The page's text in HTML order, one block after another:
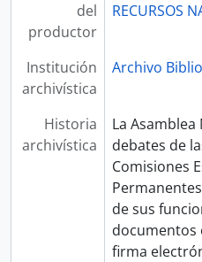
del
productor
RECURSOS
Institución
archivística
Archivo
Historia
archivística
La
debates de
Comisiones
de sus
documentos
firma